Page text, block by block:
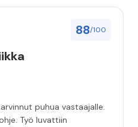
88/100
puhua vastaajalle.
Työ luvattiin